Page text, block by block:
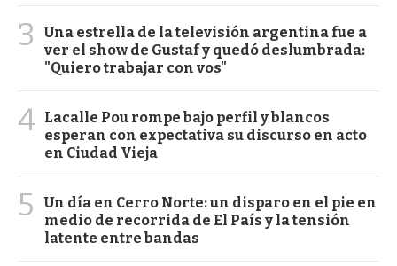
3
Una estrella de la televisión argentina fue a
ver el show de Gustaf y quedó deslumbrada:
"Quiero trabajar con vos"
4 Lacalle Pou rompe bajo perfil y blancos
esperan con expectativa su discurso en acto
en Ciudad Vieja
5
Un día en Cerro Norte: un disparo en el pie en
medio de recorrida de El País y la tensión
latente entre bandas